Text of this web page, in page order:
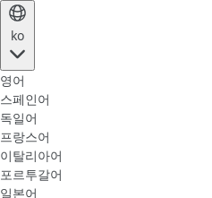
ko
영어
스페인어
독일어
프랑스어
이탈리아어
포르투갈어
일본어